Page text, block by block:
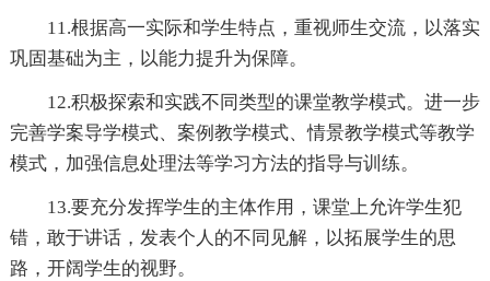
11.根据高一实际和学生特点，重视师生交流，以落实
巩固基础为主，以能力提升为保障。
12.积极探索和实践不同类型的课堂教学模式。进一步
完善学案导学模式、案例教学模式、情景教学模式等教学
模式，加强信息处理法等学习方法的指导与训练。
13.要充分发挥学生的主体作用，课堂上允许学生犯
错，敢于讲话，发表个人的不同见解，以拓展学生的思
路，开阔学生的视野。